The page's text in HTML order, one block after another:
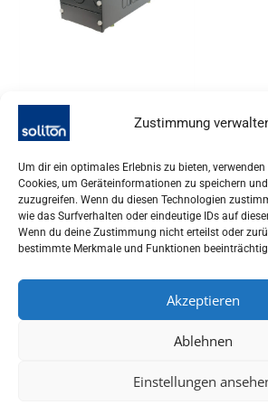
Zustimmung
Um dir ein optimales Erlebnis zu bieten,
Cookies, um Geräteinformationen zu speichern
zuzugreifen. Wenn du diesen Technologien
wie das Surfverhalten oder eindeutige IDs auf
Wenn du deine Zustimmung nicht erteilst oder
bestimmte Merkmale und Funktionen
Akzeptieren
Ablehnen
Einstellungen
Probenvorbereitung
Probenaufschlusssystem
Kompakt